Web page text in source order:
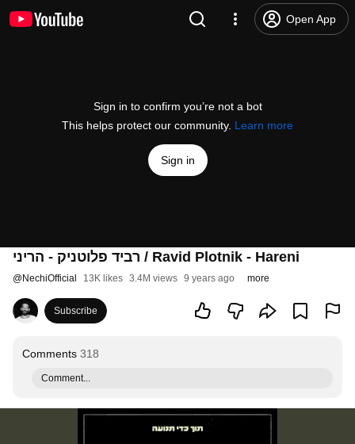
Open App
Sign in to confirm you’re not a bot
This helps protect our community. Learn more
Sign in
רביד פלוטניק - הריני / Ravid Plotnik - Hareni
@NechiOfficial 13K likes 3.4M views 9 years ago more
Subscribe
Comments 318
Comment...